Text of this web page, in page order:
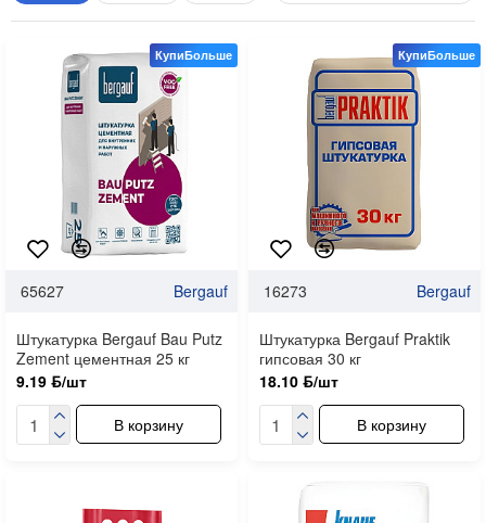
КупиБольше
65627 Bergauf
Штукатурка Bergauf Bau Putz
Zement цементная 25 кг
9.19 ƃ/шт
В корзину
КупиБольше
16273 Bergauf
Штукатурка Bergauf Praktik
гипсовая 30 кг
18.10 ƃ/шт
В корзину